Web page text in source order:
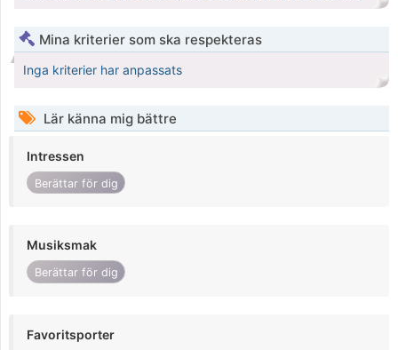
Mina kriterier som ska respekteras
Inga kriterier har anpassats
Lär känna mig bättre
Intressen
Berättar för dig
Musiksmak
Berättar för dig
Favoritsporter